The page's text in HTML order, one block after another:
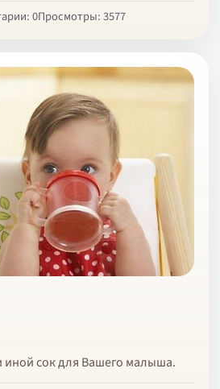
0Просмотры: 3577
иной сок для Вашего малыша.